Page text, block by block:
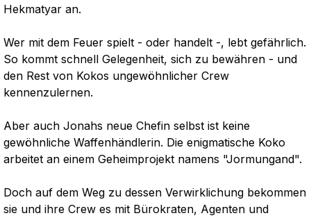
Hekmatyar an.
Wer mit dem Feuer spielt - oder handelt -, lebt gefährlich.
So kommt schnell Gelegenheit, sich zu bewähren - und
den Rest von Kokos ungewöhnlicher Crew
kennenzulernen.
Aber auch Jonahs neue Chefin selbst ist keine
gewöhnliche Waffenhändlerin. Die enigmatische Koko
arbeitet an einem Geheimprojekt namens "Jormungand".
Doch auf dem Weg zu dessen Verwirklichung bekommen
sie und ihre Crew es mit Bürokraten, Agenten und